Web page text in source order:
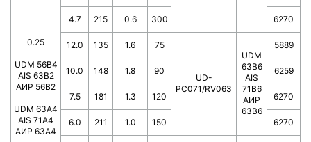
0.25
UDM 56B4
AIS 63B2
АИР 56В2
UDM 63A4
AIS 71A4
АИР 63А4
4.7 215 0.6 300 6270
12.0 135 1.6 75
UD-
PC071/RV063
UDM
63B6
AIS
71B6
АИР
63В6
5889
10.0 148 1.8 90 6259
7.5 181 1.3 120 6270
6.0 211 1.0 150 6270